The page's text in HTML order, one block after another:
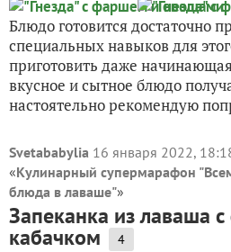
Блюдо готовится достаточно
специальных навыков для
приготовить даже
вкусное и сытное блюдо
настоятельно рекомендую
Svetababylia 16 января 2022,
«Кулинарный супермарафон
блюда в лаваше"»
Запеканка из лаваша
кабачком 4